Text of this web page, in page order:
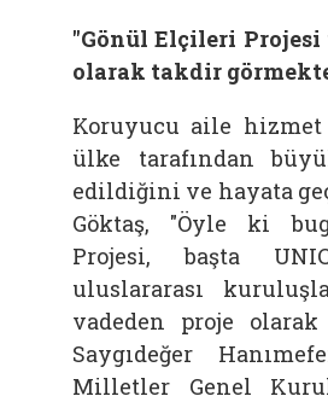
"Gönül Elçileri
olarak takdir
Koruyucu aile
ülke tarafından
edildiğini ve hayata
Göktaş, "Öyle ki
Projesi, başta
uluslararası
vadeden proje
Saygıdeğer
Milletler Genel